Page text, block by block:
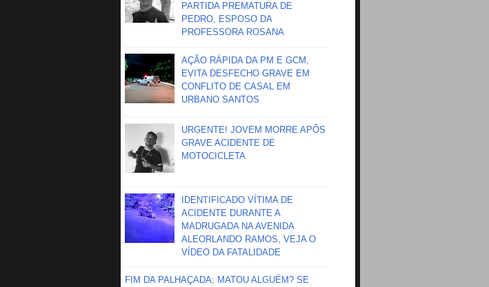
PARTIDA PREMATURA DE
PEDRO, ESPOSO DA
PROFESSORA ROSANA
AÇÃO RÁPIDA DA PM E GCM,
EVITA DESFECHO GRAVE EM
CONFLITO DE CASAL EM
URBANO SANTOS
URGENTE! JOVEM MORRE APÔS
GRAVE ACIDENTE DE
MOTOCICLETA
IDENTIFICADO VÍTIMA DE
ACIDENTE DURANTE A
MADRUGADA NA AVENIDA
ALEORLANDO RAMOS, VEJA O
VÍDEO DA FATALIDADE
FIM DA PALHAÇADA; MATOU ALGUÉM? SE